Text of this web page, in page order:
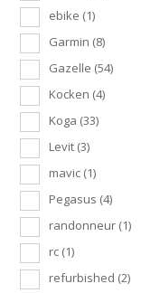
ebike (1)
Garmin (8)
Gazelle (54)
Kocken (4)
Koga (33)
Levit (3)
mavic (1)
Pegasus (4)
randonneur (1)
rc (1)
refurbished (2)